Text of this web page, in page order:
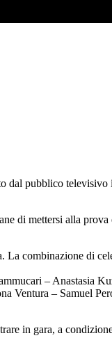
dal pubblico
di mettersi alla
La combinazione di
– Anastasia
– Samuel
in gara, a